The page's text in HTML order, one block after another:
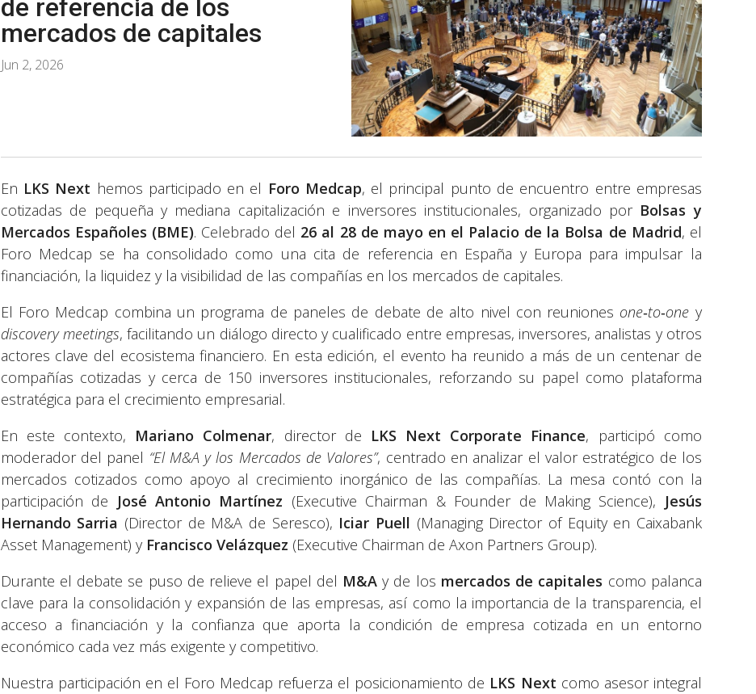
de referencia de los
mercados de capitales
Jun 2, 2026
En LKS Next hemos participado en el Foro Medcap, el principal punto de encuentro entre empresas
cotizadas de pequeña y mediana capitalización e inversores institucionales, organizado por Bolsas y
Mercados Españoles (BME). Celebrado del 26 al 28 de mayo en el Palacio de la Bolsa de Madrid, el
Foro Medcap se ha consolidado como una cita de referencia en España y Europa para impulsar la
financiación, la liquidez y la visibilidad de las compañías en los mercados de capitales.
El Foro Medcap combina un programa de paneles de debate de alto nivel con reuniones one‑to‑one y
discovery meetings, facilitando un diálogo directo y cualificado entre empresas, inversores, analistas y otros
actores clave del ecosistema financiero. En esta edición, el evento ha reunido a más de un centenar de
compañías cotizadas y cerca de 150 inversores institucionales, reforzando su papel como plataforma
estratégica para el crecimiento empresarial.
En este contexto, Mariano Colmenar, director de LKS Next Corporate Finance, participó como
moderador del panel “El M&A y los Mercados de Valores”, centrado en analizar el valor estratégico de los
mercados cotizados como apoyo al crecimiento inorgánico de las compañías. La mesa contó con la
participación de José Antonio Martínez (Executive Chairman & Founder de Making Science), Jesús
Hernando Sarria (Director de M&A de Seresco), Iciar Puell (Managing Director of Equity en Caixabank
Asset Management) y Francisco Velázquez (Executive Chairman de Axon Partners Group).
Durante el debate se puso de relieve el papel del M&Ay de los mercados de capitales como palanca
clave para la consolidación y expansión de las empresas, así como la importancia de la transparencia, el
acceso a financiación y la confianza que aporta la condición de empresa cotizada en un entorno
económico cada vez más exigente y competitivo.
Nuestra participación en el Foro Medcap refuerza el posicionamiento de LKS Next como asesor integral